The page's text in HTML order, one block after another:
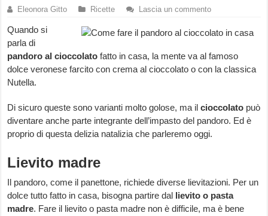
Eleonora Gitto Ricette Lascia un commento
Quando si
parla di
pandoro al cioccolato fatto in casa, la mente va al famoso
dolce veronese farcito con crema al cioccolato o con la classica
Nutella.
Di sicuro queste sono varianti molto golose, ma ilcioccolato può
diventare anche parte integrante dell’impasto del pandoro. Ed è
proprio di questa delizia natalizia che parleremo oggi.
Lievito madre
Il pandoro, come il panettone, richiede diverse lievitazioni. Per un
dolce tutto fatto in casa, bisogna partire dal lievito o pasta
madre. Fare il lievito o pasta madre non è difficile, ma è bene